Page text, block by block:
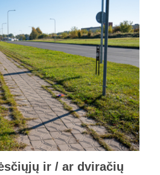
ir / ar dviračių